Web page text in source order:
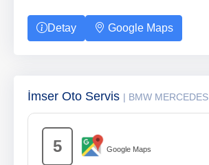
Detay Google Maps
İmser Oto Servis | BMW MERCEDES
5 Google Maps